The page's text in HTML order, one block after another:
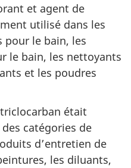
et agent de
utilisé dans les
pour le bain, les
le bain, les nettoyants
et les poudres
était
catégories de
d’entretien de
les diluants,